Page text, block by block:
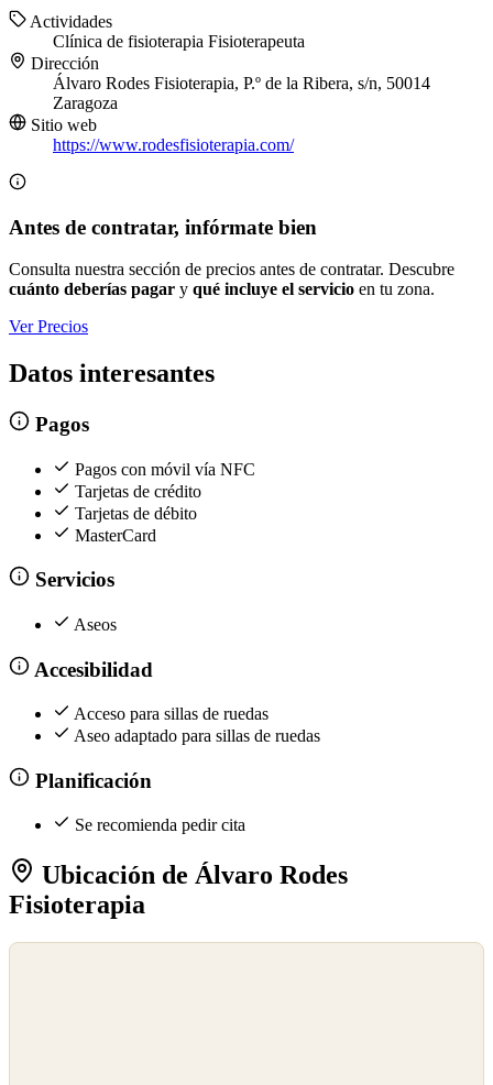
Actividades
Clínica de fisioterapia Fisioterapeuta
Dirección
Álvaro Rodes Fisioterapia, P.º de la Ribera, s/n, 50014
Zaragoza
Sitio web
https://www.rodesfisioterapia.com/
Antes de contratar, infórmate bien
Consulta nuestra sección de precios antes de contratar. Descubre
cuánto deberías pagar y qué incluye el servicio en tu zona.
Ver Precios
Datos interesantes
Pagos
Pagos con móvil vía NFC
Tarjetas de crédito
Tarjetas de débito
MasterCard
Servicios
Aseos
Accesibilidad
Acceso para sillas de ruedas
Aseo adaptado para sillas de ruedas
Planificación
Se recomienda pedir cita
Ubicación de Álvaro Rodes
Fisioterapia